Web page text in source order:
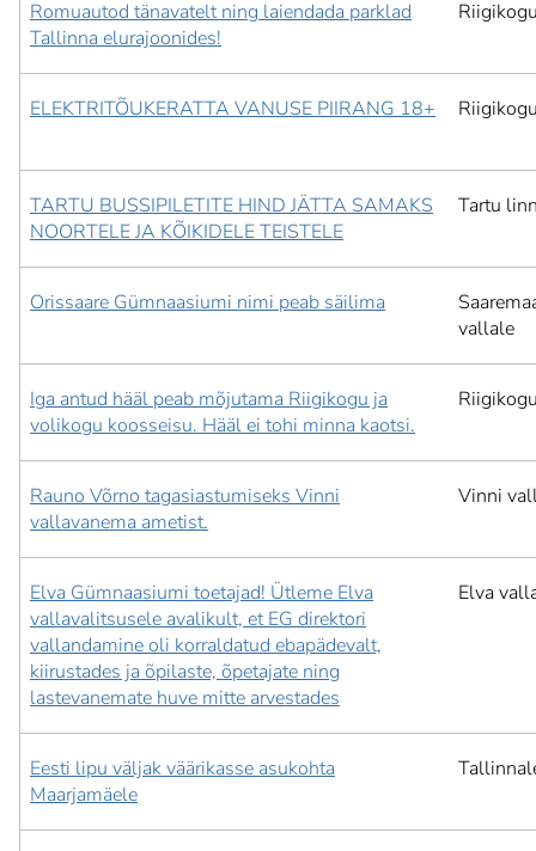
Romuautod tänavatelt ning laiendada parklad
Tallinna elurajoonides!
ELEKTRITÕUKERATTA VANUSE PIIRANG 18+
TARTU BUSSIPILETITE HIND JÄTTA SAMAKS
NOORTELE JA KÕIKIDELE TEISTELE
Tartu
Orissaare Gümnaasiumi nimi peab säilima
vallale
Iga antud hääl peab mõjutama Riigikogu ja
volikogu koosseisu. Hääl ei tohi minna kaotsi.
Rauno Võrno tagasiastumiseks Vinni
vallavanema ametist.
Vinni
Elva Gümnaasiumi toetajad! Ütleme Elva
vallavalitsusele avalikult, et EG direktori
vallandamine oli korraldatud ebapädevalt,
kiirustades ja õpilaste, õpetajate ning
lastevanemate huve mitte arvestades
Elva
Eesti lipu väljak väärikasse asukohta
Maarjamäele